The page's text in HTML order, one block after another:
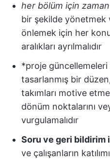
her bölüm için zaman
bir şekilde yönetmek
önlemek için her
aralıkları ayrılmalıdır
*proje güncellemeleri
tasarlanmış bir
takımları motive
dönüm noktalarını
vurgulamalıdır
Soru ve geri bildirim
ve çalışanların